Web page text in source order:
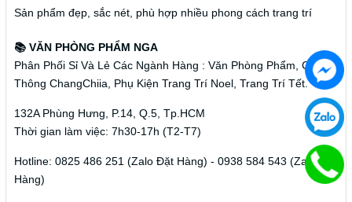
Sản phẩm đẹp, sắc nét, phù hợp nhiều phong cách trang trí
📚 VĂN PHÒNG PHẨM NGA
Phân Phối Sỉ Và Lẻ Các Ngành Hàng : Văn Phòng Phẩm, Cây
Thông ChangChiia, Phụ Kiện Trang Trí Noel, Trang Trí Tết.
132A Phùng Hưng, P.14, Q.5, Tp.HCM
Thời gian làm việc: 7h30-17h (T2-T7)
Hotline: 0825 486 251 (Zalo Đặt Hàng) - 0938 584 543 (Zalo Đặt
Hàng)